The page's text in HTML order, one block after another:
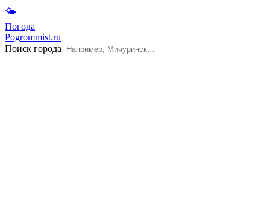
🌤
Погода
Pogrommist.ru
Поиск города